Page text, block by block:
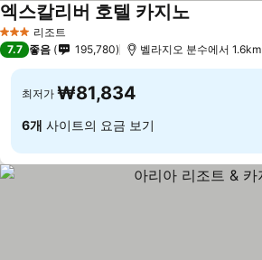
3 성급 리조트
엑스칼리버 호텔 카지노요금 보기
7.7 좋음 195,780 벨라지오 분수에서 1.6km
최저가 ₩81,834
6개 사이트의 요금 보기